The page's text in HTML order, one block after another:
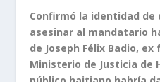
Confirmó la identidad de
asesinar al mandatario
de Joseph Félix Badio,
Ministerio de Justicia de